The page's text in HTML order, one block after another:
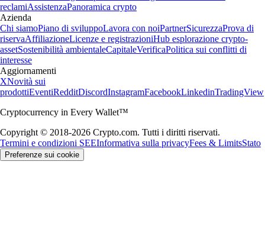
reclamiAssistenzaPanoramica crypto
Azienda
Chi siamoPiano di sviluppoLavora con noiPartnerSicurezzaProva di
riservaAffiliazioneLicenze e registrazioniHub esplorazione crypto-
assetSostenibilità ambientaleCapitaleVerificaPolitica sui conflitti di
interesse
Aggiornamenti
XNovità sui
prodottiEventiRedditDiscordInstagramFacebookLinkedinTradingView
Cryptocurrency in Every Wallet™
Copyright © 2018-2026 Crypto.com. Tutti i diritti riservati.
Termini e condizioni SEEInformativa sulla privacyFees & LimitsStato
Preferenze sui cookie